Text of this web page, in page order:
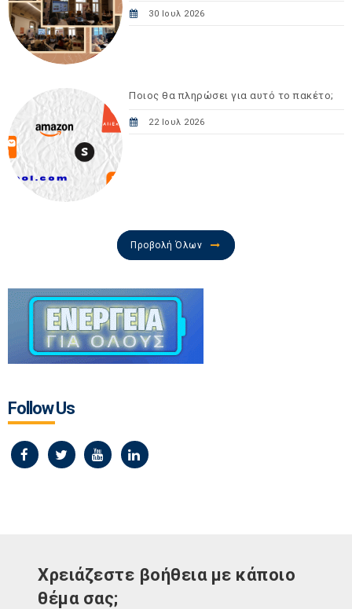
30 Ιουλ 2026
Ποιος θα πληρώσει για αυτό το πακέτο;
22 Ιουλ 2026
Προβολή Όλων
Follow Us
Χρειάζεστε βοήθεια με κάποιο
θέμα σας;